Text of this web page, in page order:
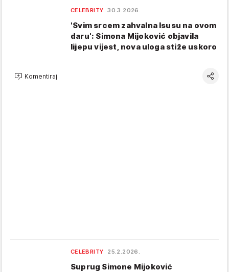
CELEBRITY 30.3.2026.
'Svim srcem zahvalna Isusu na ovom
daru': Simona Mijoković objavila
lijepu vijest, nova uloga stiže uskoro
Komentiraj
CELEBRITY 25.2.2026.
Suprug Simone Mijoković